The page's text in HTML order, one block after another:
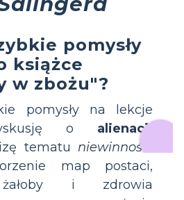
pomysły
książce
w zbożu"?
pomysły na lekcje
o alienacji
tematu niewinności
map postaci,
żałoby i zdrowia